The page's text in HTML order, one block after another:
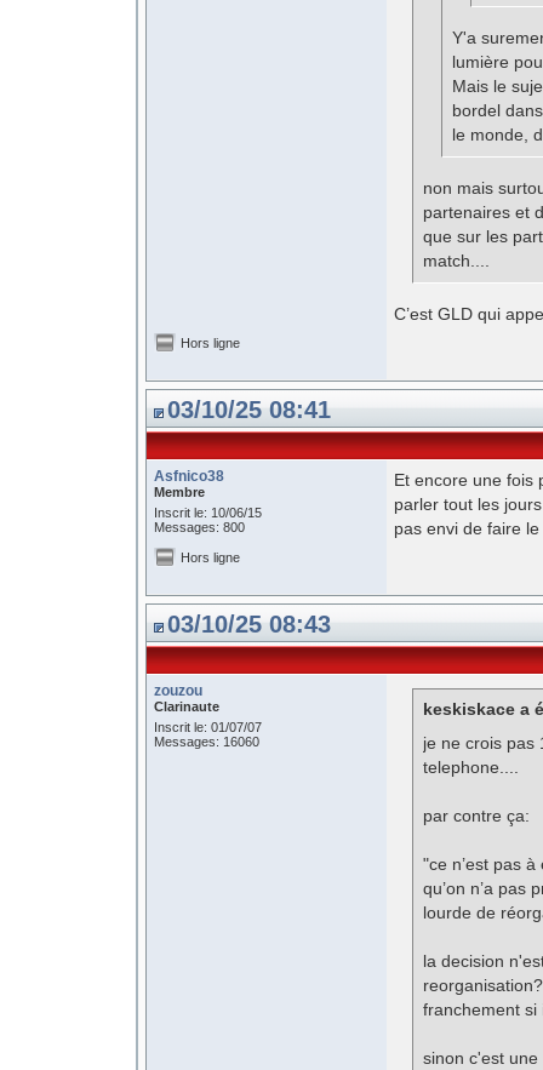
Y'a
lumière
Mais le
bordel
le monde,
non mais
partenaires et
que sur les
match....
C’est GLD qui
Hors ligne
03/10/25 08:41
Asfnico38
Membre
Inscrit le: 10/06/15
Messages: 800
Et encore une fois
parler tout les
pas envi de faire
Hors ligne
03/10/25 08:43
zouzou
Clarinaute
Inscrit le: 01/07/07
Messages: 16060
keskiskace a
je ne crois pas
telephone....
par contre ça:
"ce n’est pas
qu’on n’a pas
lourde de
la decision
franchement si
sinon c'est